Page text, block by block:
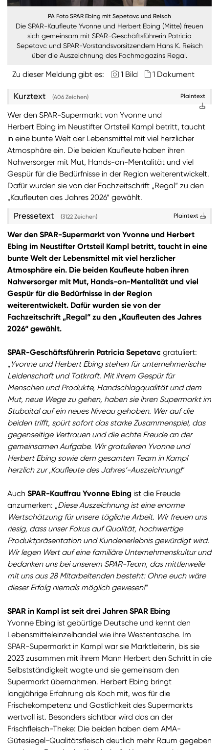
Sie wollen unsere aktuellen Medienmitteilungen
automatisch per E-Mail erhalten? Dann tragen Sie
einfach Ihre Daten in unserenPresseverteilerein
(Bitte beachten Sie, dass der Presseverteiler
ausschließlich für Medienkontakte und nicht für
Privatpersonen gedacht ist):
Zum Presseverteiler
Sie wollen Informationen über aktuelle Aktionen,
Produktneuheiten, attraktive Gewinnspiele uvm.
erhalten? Dann melden Sie sich zumSPAR
Newsletter an:
Zum SPAR Newsletter
PA Foto SPAR Ebing mit Sepetavc und Reisch
Die SPAR-Kaufleute Yvonne und Herbert Ebing (Mitte) freuen
sich gemeinsam mit SPAR-Geschäftsführerin Patricia
Sepetavc und SPAR-Vorstandsvorsitzendem Hans K. Reisch
über die Auszeichnung des Fachmagazins Regal.
Zu dieser Meldung gibt es: 1 Bild 1 Dokument
Kurztext (406 Zeichen) Plaintext
Wer den SPAR-Supermarkt von Yvonne und
Herbert Ebing im Neustifter Ortsteil Kampl betritt, taucht
in eine bunte Welt der Lebensmittel mit viel herzlicher
Atmosphäre ein. Die beiden Kaufleute haben ihren
Nahversorger mit Mut, Hands-on-Mentalität und viel
Gespür für die Bedürfnisse in der Region weiterentwickelt.
Dafür wurden sie von der Fachzeitschrift „Regal“ zu den
„Kaufleuten des Jahres 2026“ gewählt.
Pressetext (3122 Zeichen) Plaintext
Wer den SPAR-Supermarkt von Yvonne und Herbert
Ebing im Neustifter Ortsteil Kampl betritt, taucht in eine
bunte Welt der Lebensmittel mit viel herzlicher
Atmosphäre ein. Die beiden Kaufleute haben ihren
Nahversorger mit Mut, Hands-on-Mentalität und viel
Gespür für die Bedürfnisse in der Region
weiterentwickelt. Dafür wurden sie von der
Fachzeitschrift „Regal“ zu den „Kaufleuten des Jahres
2026“ gewählt.
SPAR-Geschäftsführerin Patricia Sepetavc gratuliert:
„ Yvonne und Herbert Ebing stehen für unternehmerische
Leidenschaft und Tatkraft. Mit ihrem Gespür für
Menschen und Produkte, Handschlagqualität und dem
Mut, neue Wege zu gehen, haben sie ihren Supermarkt im
Stubaital auf ein neues Niveau gehoben. Wer auf die
beiden trifft, spürt sofort das starke Zusammenspiel, das
gegenseitige Vertrauen und die echte Freude an der
gemeinsamen Aufgabe. Wir gratulieren Yvonne und
Herbert Ebing sowie dem gesamten Team in Kampl
herzlich zur ‚Kaufleute des Jahres‘-Auszeichnung!“
Auch SPAR-Kauffrau Yvonne Ebing ist die Freude
anzumerken: „Diese Auszeichnung ist eine enorme
Wertschätzung für unsere tägliche Arbeit. Wir freuen uns
riesig, dass unser Fokus auf Qualität, hochwertige
Produktpräsentation und Kundenerlebnis gewürdigt wird.
Wir legen Wert auf eine familiäre Unternehmenskultur und
bedanken uns bei unserem SPAR-Team, das mittlerweile
mit uns aus 28 Mitarbeitenden besteht: Ohne euch wäre
dieser Erfolg niemals möglich gewesen!“
SPAR in Kampl ist seit drei Jahren SPAR Ebing
Yvonne Ebing ist gebürtige Deutsche und kennt den
Lebensmitteleinzelhandel wie ihre Westentasche. Im
SPAR-Supermarkt in Kampl war sie Marktleiterin, bis sie
2023 zusammen mit ihrem Mann Herbert den Schritt in die
Selbstständigkeit wagte und sie gemeinsam den
Supermarkt übernahmen. Herbert Ebing bringt
langjährige Erfahrung als Koch mit, was für die
Frischekompetenz und Gastlichkeit des Supermarkts
wertvoll ist. Besonders sichtbar wird das an der
Frischfleisch-Theke: Die beiden haben dem AMA-
Gütesiegel-Qualitätsfleisch deutlich mehr Raum gegeben